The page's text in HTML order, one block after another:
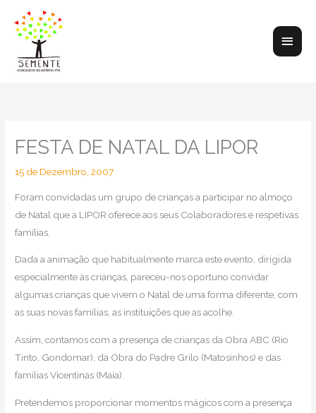
content
Main
FESTA DE NATAL DA LIPOR
15 de Dezembro, 2007
Foram convidadas um grupo de crianças a participar no almoço
de Natal que a LIPOR oferece aos seus Colaboradores e respetivas
famílias.
Dada a animação que habitualmente marca este evento, dirigida
especialmente às crianças, pareceu-nos oportuno convidar
algumas crianças que vivem o Natal de uma forma diferente, com
as suas novas famílias, as instituições que as acolhe.
Assim, contamos com a presença de crianças da Obra ABC (Rio
Tinto, Gondomar), da Obra do Padre Grilo (Matosinhos) e das
famílias Vicentinas (Maia).
Pretendemos proporcionar momentos mágicos com a presença